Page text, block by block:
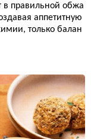
в правильной обжа
аппетитную
только балан